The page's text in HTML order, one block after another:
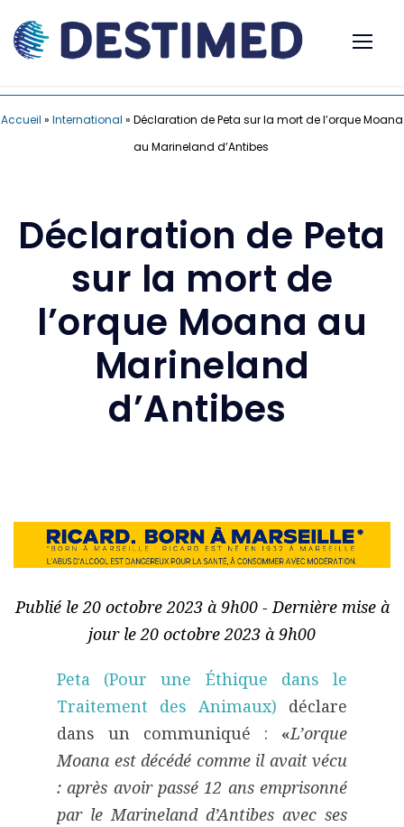
Accueil » International » Déclaration de Peta sur la mort de l’orque Moana
au Marineland d’Antibes
Déclaration de Peta
sur la mort de
l’orque Moana au
Marineland
d’Antibes
Publié le 20 octobre 2023 à 9h00 - Dernière mise à
jour le 20 octobre 2023 à 9h00
Peta (Pour une Éthique dans le
Traitement des Animaux) déclare
dans un communiqué : «L’orque
Moana est décédé comme il avait vécu
: après avoir passé 12 ans emprisonné
par le Marineland d’Antibes avec ses